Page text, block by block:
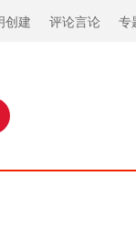
创建 评论言论 专